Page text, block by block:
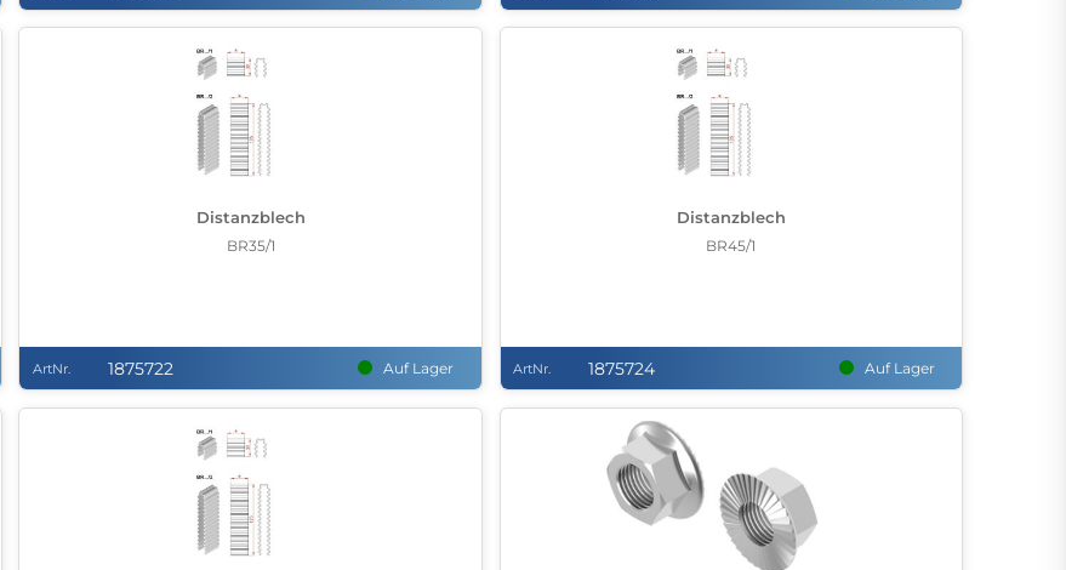
Distanzblech
BR35/1
ArtNr. 1875722 Auf Lager
Distanzblech
BR45/1
ArtNr. 1875724 Auf Lager